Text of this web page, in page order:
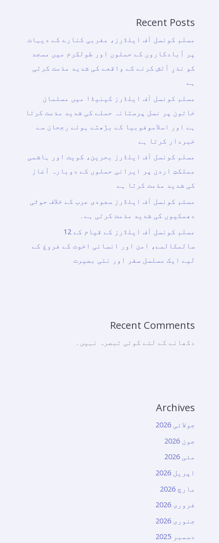
Recent Posts
مسلم کونسل آف ایلڈرز، مغربی کنارے کے دیہات
پر آبادکاروں کے حملوں اور طولکرم میں مسجد
کو نذرِ آتش کرنے کے واقعے کی شدید مذمت کرتی
ہے
مسلم کونسل آف ایلڈرز کینیڈا میں مسلمان
خاتون پر نسل پرستانہ حملے کی شدید مذمت کرتا
ہے اور اسلاموفوبیا کے بڑھتے ہوئے رجحان سے
خبردار کرتا ہے
مسلم کونسل آف ایلڈرز بحرین، کویت اور ہاشمی
مملکتِ اردن پر ایرانی حملوں کے دوبارہ آغاز
کی شدید مذمت کرتا ہے
مسلم کونسل آف ایلڈرز سعودی عرب کے خلاف حوثی
دھمکیوں کی شدید مذمت کرتی ہے۔
مسلم کونسل آف ایلڈرز کے قیام کے 12
سالمکالمے، امن اور انسانی اخوت کے فروغ کے
لیے ایک مسلسل سفر اور نئی بصیرت
Recent Comments
دکھانے کے لئے کوئی تبصرہ نہیں۔
Archives
جولائی 2026
جون 2026
مئی 2026
اپریل 2026
مارچ 2026
فروری 2026
جنوری 2026
دسمبر 2025